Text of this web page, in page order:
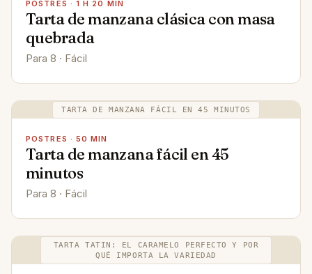
POSTRES · 1 H 20 MIN
Tarta de manzana clásica con masa
quebrada
Para 8 · Fácil
TARTA DE MANZANA FÁCIL EN 45 MINUTOS
POSTRES · 50 MIN
Tarta de manzana fácil en 45
minutos
Para 8 · Fácil
TARTA TATIN: EL CARAMELO PERFECTO Y POR
QUÉ IMPORTA LA VARIEDAD